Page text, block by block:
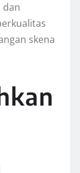
dan
skena